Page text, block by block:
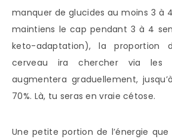
manquer de glucides au moins 3 à
maintiens le cap pendant 3 à 4
keto-adaptation), la proportion
cerveau ira chercher via les
augmentera graduellement,
70%. Là, tu seras en vraie cétose.
Une petite portion de l’énergie